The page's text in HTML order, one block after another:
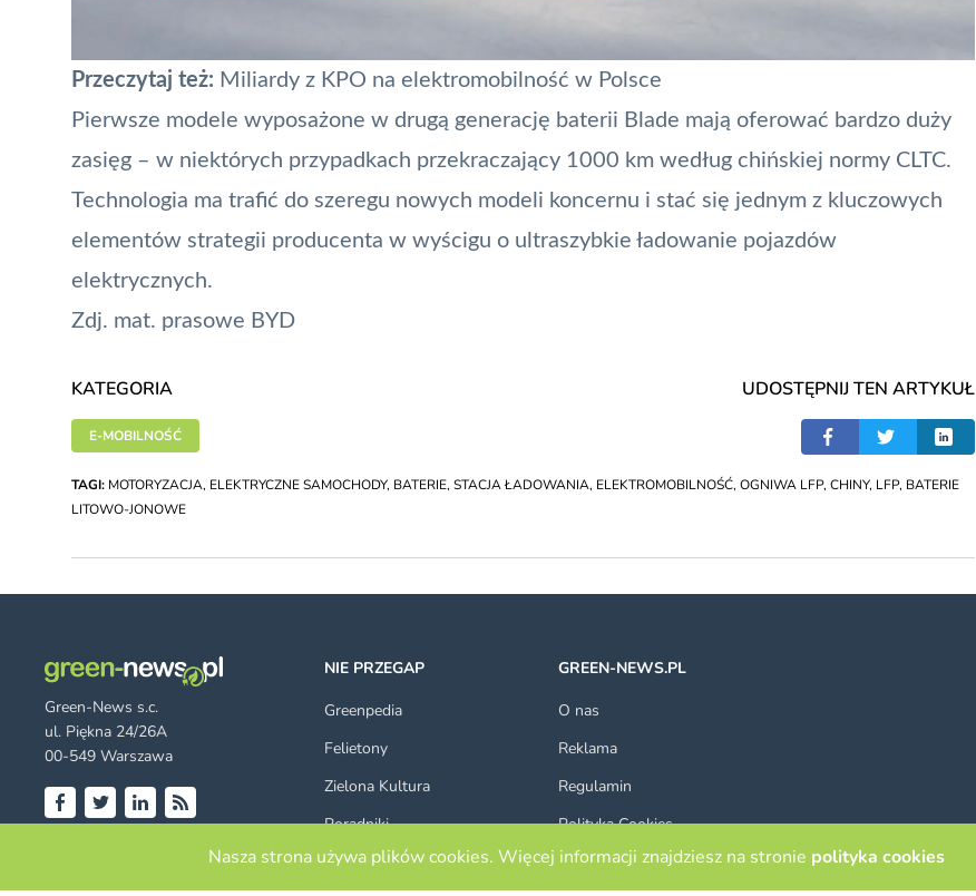
Przeczytaj też: Miliardy z KPO na elektromobilność w Polsce
Pierwsze modele wyposażone w drugą generację baterii Blade mają oferować bardzo duży
zasięg – w niektórych przypadkach przekraczający 1000 km według chińskiej normy CLTC.
Technologia ma trafić do szeregu nowych modeli koncernu i stać się jednym z kluczowych
elementów strategii producenta w wyścigu o ultraszybkie ładowanie pojazdów
elektrycznych.
Zdj. mat. prasowe BYD
KATEGORIA
E-MOBILNOŚĆ
UDOSTĘPNIJ TEN ARTYKUŁ
TAGI: MOTORYZACJA, ELEKTRYCZNE SAMOCHODY, BATERIE, STACJA ŁADOWANIA, ELEKTROMOBILNOŚĆ, OGNIWA LFP, CHINY, LFP, BATERIE
LITOWO-JONOWE
Green-News s.c.
ul. Piękna 24/26A
00-549 Warszawa
FacebookTwitterLinkedIn
RSS
© 2026 green-news.pl. All rights
NIE PRZEGAP
Greenpedia
Felietony
Zielona Kultura
Poradniki
Szukaj
GREEN-NEWS.PL
O nas
Reklama
Regulamin
Polityka Cookies
Kontakt
Nasza strona używa plików cookies. Więcej informacji znajdziesz na stronie polityka cookies